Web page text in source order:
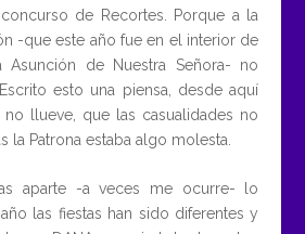
de Recortes. Porque a la
-que este año fue en el interior de
Asunción de Nuestra Señora- no
esto una piensa, desde aquí
llueve, que las casualidades no
la Patrona estaba algo molesta.
aparte -a veces me ocurre- lo
las fiestas han sido diferentes y